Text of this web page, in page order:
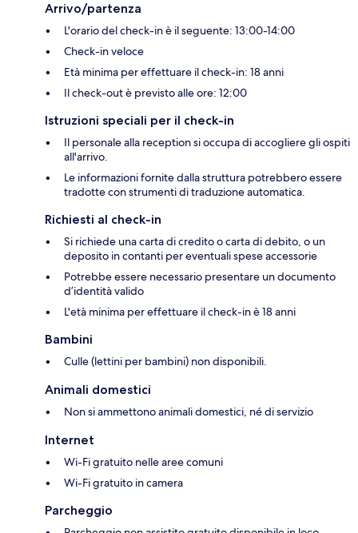
Arrivo/partenza
L'orario del check-in è il seguente: 13:00-14:00
Check-in veloce
Età minima per effettuare il check-in: 18 anni
Il check-out è previsto alle ore: 12:00
Istruzioni speciali per il check-in
Il personale alla reception si occupa di accogliere gli ospiti
all'arrivo.
Le informazioni fornite dalla struttura potrebbero essere
tradotte con strumenti di traduzione automatica.
Richiesti al check-in
Si richiede una carta di credito o carta di debito, o un
deposito in contanti per eventuali spese accessorie
Potrebbe essere necessario presentare un documento
d’identità valido
L'età minima per effettuare il check-in è 18 anni
Bambini
Culle (lettini per bambini) non disponibili.
Animali domestici
Non si ammettono animali domestici, né di servizio
Internet
Wi-Fi gratuito nelle aree comuni
Wi-Fi gratuito in camera
Parcheggio